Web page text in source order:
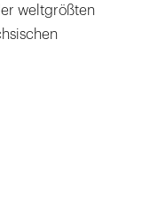
weltgrößten